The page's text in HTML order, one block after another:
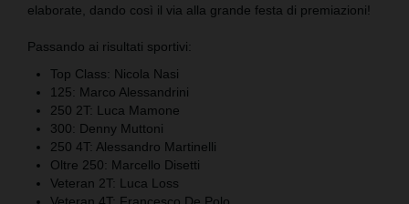
elaborate, dando così il via alla grande festa di premiazioni!
Passando ai risultati sportivi:
Top Class: Nicola Nasi
125: Marco Alessandrini
250 2T: Luca Mamone
300: Denny Muttoni
250 4T: Alessandro Martinelli
Oltre 250: Marcello Disetti
Veteran 2T: Luca Loss
Veteran 4T: Francesco De Polo